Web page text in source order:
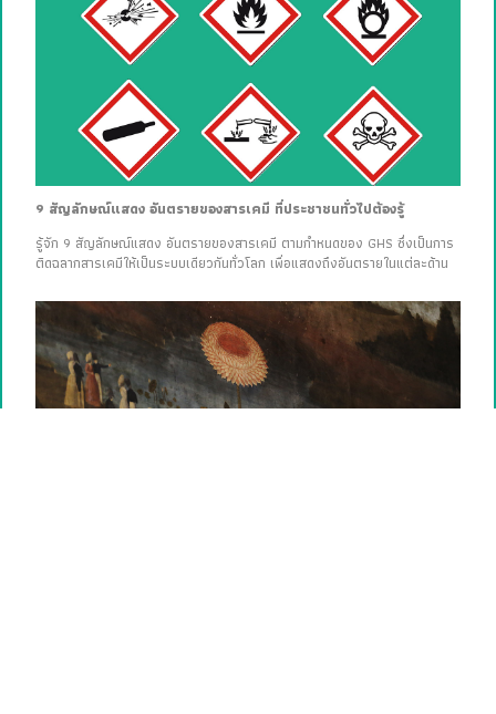
9 สัญลักษณ์แสดง อันตรายของสารเคมี ที่ประชาชนทั่วไปต้องรู้
รู้จัก 9 สัญลักษณ์แสดง อันตรายของสารเคมี ตามกำหนดของ GHS ซึ่งเป็นการ
ติดฉลากสารเคมีให้เป็นระบบเดียวกันทั่วโลก เพื่อแสดงถึงอันตรายในแต่ละด้าน